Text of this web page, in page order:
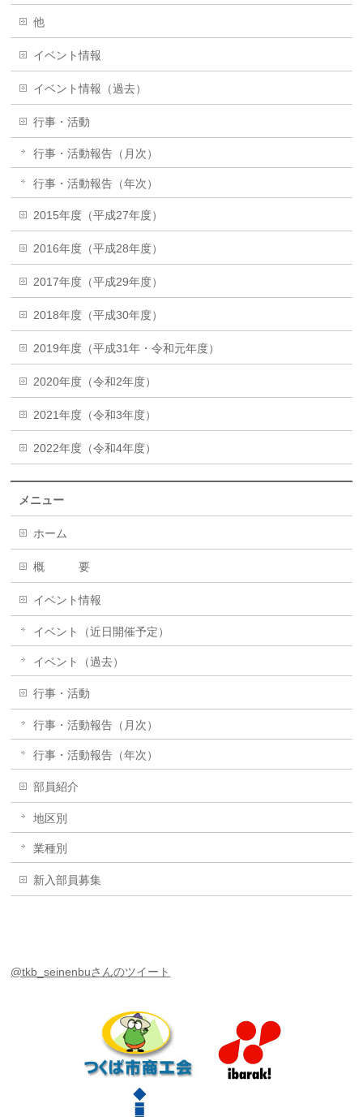
他
イベント情報
イベント情報（過去）
行事・活動
行事・活動報告（月次）
行事・活動報告（年次）
2015年度（平成27年度）
2016年度（平成28年度）
2017年度（平成29年度）
2018年度（平成30年度）
2019年度（平成31年・令和元年度）
2020年度（令和2年度）
2021年度（令和3年度）
2022年度（令和4年度）
メニュー
ホーム
概 要
イベント情報
イベント（近日開催予定）
イベント（過去）
行事・活動
行事・活動報告（月次）
行事・活動報告（年次）
部員紹介
地区別
業種別
新入部員募集
@tkb_seinenbuさんのツイート